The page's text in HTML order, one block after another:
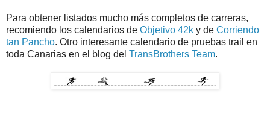
Para obtener listados mucho más completos de carreras,
recomiendo los calendarios de Objetivo 42k y de Corriendo
tan Pancho. Otro interesante calendario de pruebas trail en
toda Canarias en el blog del TransBrothers Team.